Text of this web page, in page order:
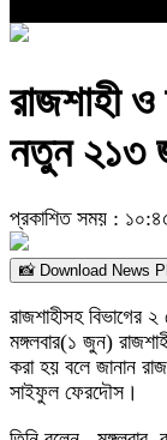
রাজশাহী ও
নতুন ২১৩
প্রকাশিত সময় :
📸 Download News
রাজশাহীসহ বিভাগের
মঙ্গলবার(১ জুন)
করা হয় বলে জানান
সাইফুল ফেরদৌস।